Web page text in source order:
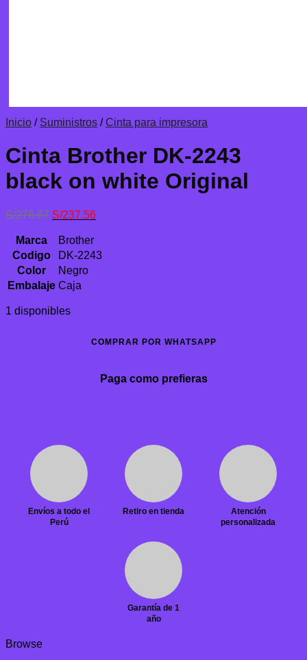
Inicio / Suministros / Cinta para impresora
Cinta Brother DK-2243
black on white Original
S/276.67 El
original
era:
S/276.67.
S/237.56El
es:
Marca
Brother
Codigo
DK-2243
Color
Negro
Embalaje Caja
1 disponibles
COMPRAR POR WHATSAPP
Paga como prefieras
Envíos a todo el
Perú
Retiro en tienda
Atención
personalizada
Garantía de 1
año
Browse